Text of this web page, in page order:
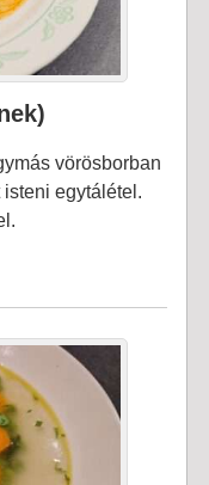
vörösborban
egytálétel.